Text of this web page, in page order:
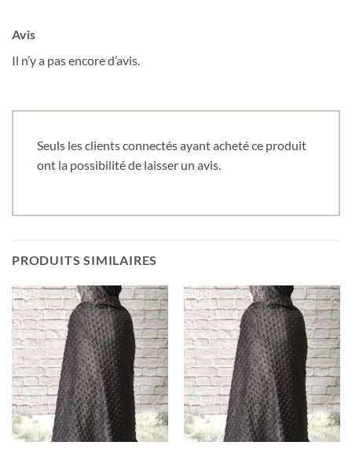
Avis
Il n’y a pas encore d’avis.
Seuls les clients connectés ayant acheté ce produit
ont la possibilité de laisser un avis.
PRODUITS SIMILAIRES